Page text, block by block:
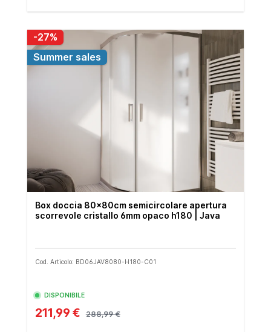
-27%
Summer sales
Box doccia 80x80cm semicircolare apertura
scorrevole cristallo 6mm opaco h180 | Java
Cod. Articolo: BD06JAV8080-H180-C01
DISPONIBILE
211,99 € 288,99 €